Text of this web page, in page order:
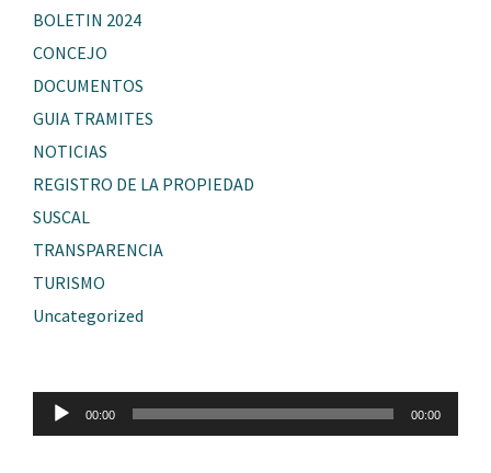
BOLETIN 2024
CONCEJO
DOCUMENTOS
GUIA TRAMITES
NOTICIAS
REGISTRO DE LA PROPIEDAD
SUSCAL
TRANSPARENCIA
TURISMO
Uncategorized
Reproductor
audio
00:00 00:00